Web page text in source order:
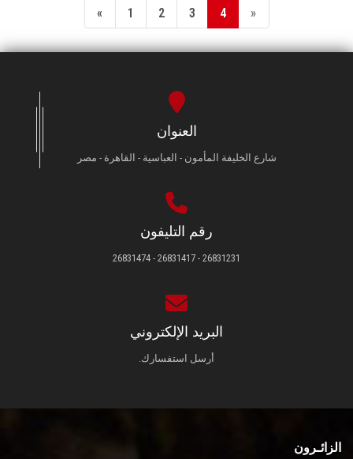
« 1 2 3 4 »
العنوان
شارع الخليفة المأمون - العباسية - القاهرة - مصر
رقم التليفون
26831231 - 26831417 - 26831474
البريد الإلكتروني
أرسل استفسارك.
الزائـرون